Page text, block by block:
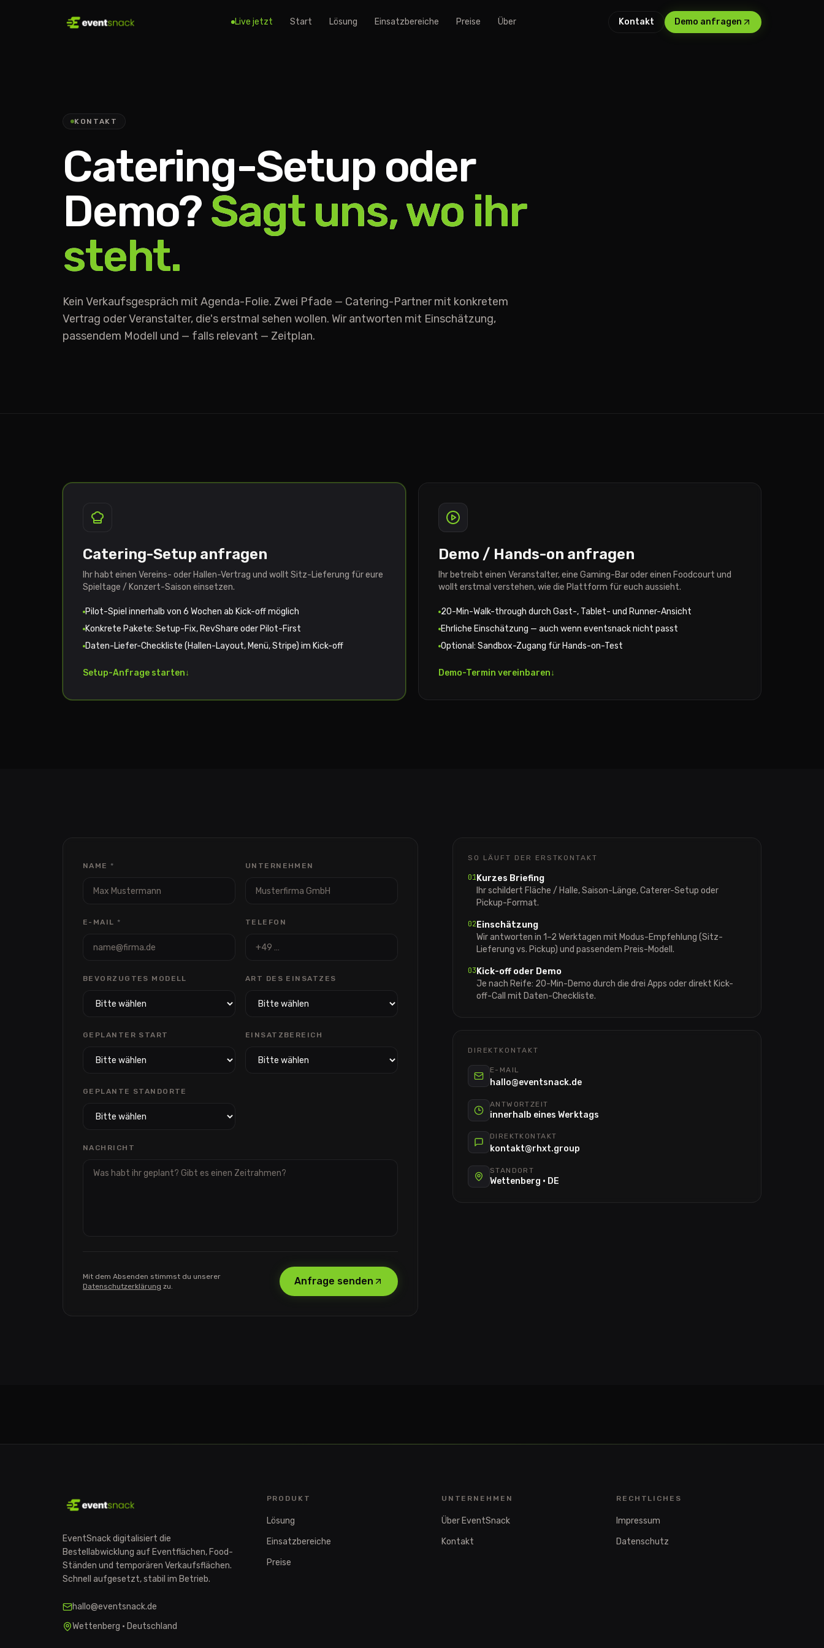
Live jetzt Start Lösung Einsatzbereiche Preise Über Kontakt Demo anfragen
KONTAKT
Catering-Setup oder
Demo?Sagt uns, wo ihr
steht.
Kein Verkaufsgespräch mit Agenda-Folie. Zwei Pfade — Catering-Partner mit konkretem
Vertrag oder Veranstalter, die's erstmal sehen wollen. Wir antworten mit Einschätzung,
passendem Modell und — falls relevant — Zeitplan.
Catering-Setup anfragen
Ihr habt einen Vereins- oder Hallen-Vertrag und wollt Sitz-Lieferung für eure
Spieltage / Konzert-Saison einsetzen.
Pilot-Spiel innerhalb von 6 Wochen ab Kick-off möglich
Konkrete Pakete: Setup-Fix, RevShare oder Pilot-First
Daten-Liefer-Checkliste (Hallen-Layout, Menü, Stripe) im Kick-off
Setup-Anfrage starten↓
Demo / Hands-on anfragen
Ihr betreibt einen Veranstalter, eine Gaming-Bar oder einen Foodcourt und
wollt erstmal verstehen, wie die Plattform für euch aussieht.
20-Min-Walk-through durch Gast-, Tablet- und Runner-Ansicht
Ehrliche Einschätzung — auch wenn eventsnack nicht passt
Optional: Sandbox-Zugang für Hands-on-Test
Demo-Termin vereinbaren↓
NAME * UNTERNEHMEN
E-MAIL * TELEFON
BEVORZUGTES MODELL ART DES EINSATZES
GEPLANTER START EINSATZBEREICH
GEPLANTE STANDORTE
NACHRICHT
Mit dem Absenden stimmst du unserer
Datenschutzerklärung zu. Anfrage senden
SO LÄUFT DER ERSTKONTAKT
01 Kurzes Briefing
Ihr schildert Fläche / Halle, Saison-Länge, Caterer-Setup oder
Pickup-Format.
02 Einschätzung
Wir antworten in 1–2 Werktagen mit Modus-Empfehlung (Sitz-
Lieferung vs. Pickup) und passendem Preis-Modell.
03 Kick-off oder Demo
Je nach Reife: 20-Min-Demo durch die drei Apps oder direkt Kick-
off-Call mit Daten-Checkliste.
DIREKTKONTAKT
E-MAIL
hallo@eventsnack.de
ANTWORTZEIT
innerhalb eines Werktags
DIREKTKONTAKT
kontakt@rhxt.group
STANDORT
Wettenberg · DE
EventSnack digitalisiert die
Bestellabwicklung auf Eventflächen, Food-
Ständen und temporären Verkaufsflächen.
Schnell aufgesetzt, stabil im Betrieb.
hallo@eventsnack.de
Wettenberg · Deutschland
PRODUKT
Lösung
Einsatzbereiche
Preise
UNTERNEHMEN
Über EventSnack
Kontakt
RECHTLICHES
Impressum
Datenschutz